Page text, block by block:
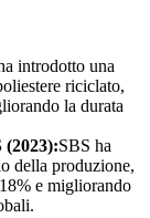
introdotto una
riciclato,
la durata
(2023):SBS ha
della produzione,
e migliorando